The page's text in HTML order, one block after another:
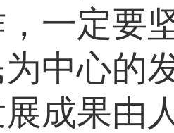
一定要
中心的
展成果由